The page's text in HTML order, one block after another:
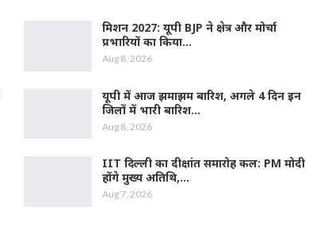
मिशन 2027: यूपी BJP ने क्षेत्र और मोर्चा
प्रभारियों का किया…
Aug 8, 2026
यूपी में आज झमाझम बारिश, अगले 4 दिन इन
जिलों में भारी बारिश…
Aug 8, 2026
IIT दिल्ली का दीक्षांत समारोह कल: PM मोदी
होंगे मुख्य अतिथि,…
Aug 7, 2026